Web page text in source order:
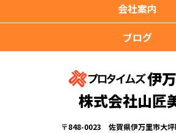
会社案内
ブログ
伊
株式会社山匠
〒848-0023 佐賀県伊万里市大